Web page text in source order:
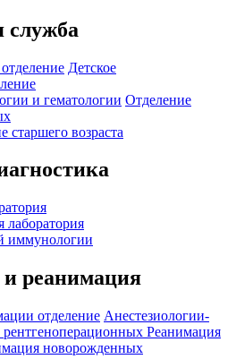
служба
Детское
и гематологии Отделение
старшего возраста
лаборатория
иммунологии
и реанимация
отделение Анестезиологии-
Реанимация
новорожденных